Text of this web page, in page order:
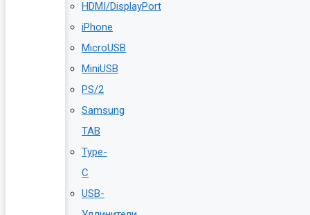
HDMI/DisplayPort
iPhone
MicroUSB
MiniUSB
PS/2
Samsung
TAB
Type-
C
USB-